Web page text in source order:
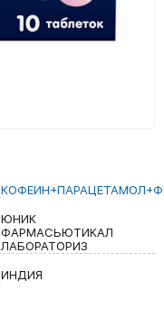
ЮНИК
ФАРМАСЬЮТИКАЛ
ЛАБОРАТОРИЗ
ИНДИЯ